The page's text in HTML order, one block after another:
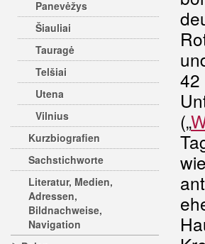
Panevėžys
Šiauliai
Tauragė
Telšiai
Utena
Vilnius
Kurzbiografien
Sachstichworte
Literatur, Medien,
Adressen,
Bildnachweise,
Navigation
(„